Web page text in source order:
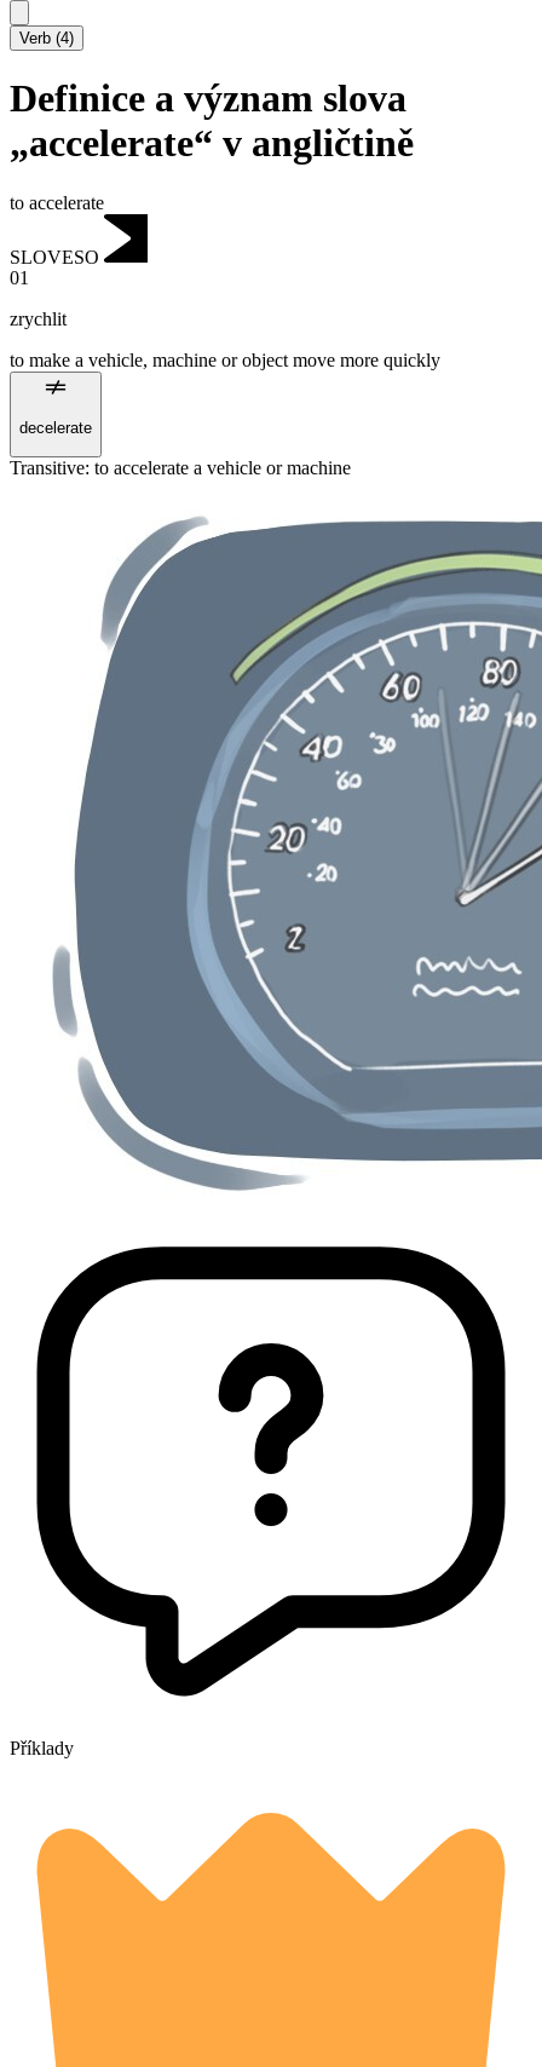
Verb (4)
Definice a význam slova
„accelerate“ v angličtině
to accelerate
SLOVESO
01
zrychlit
to make a vehicle, machine or object move more quickly
decelerate
Transitive: to accelerate a vehicle or machine
Příklady